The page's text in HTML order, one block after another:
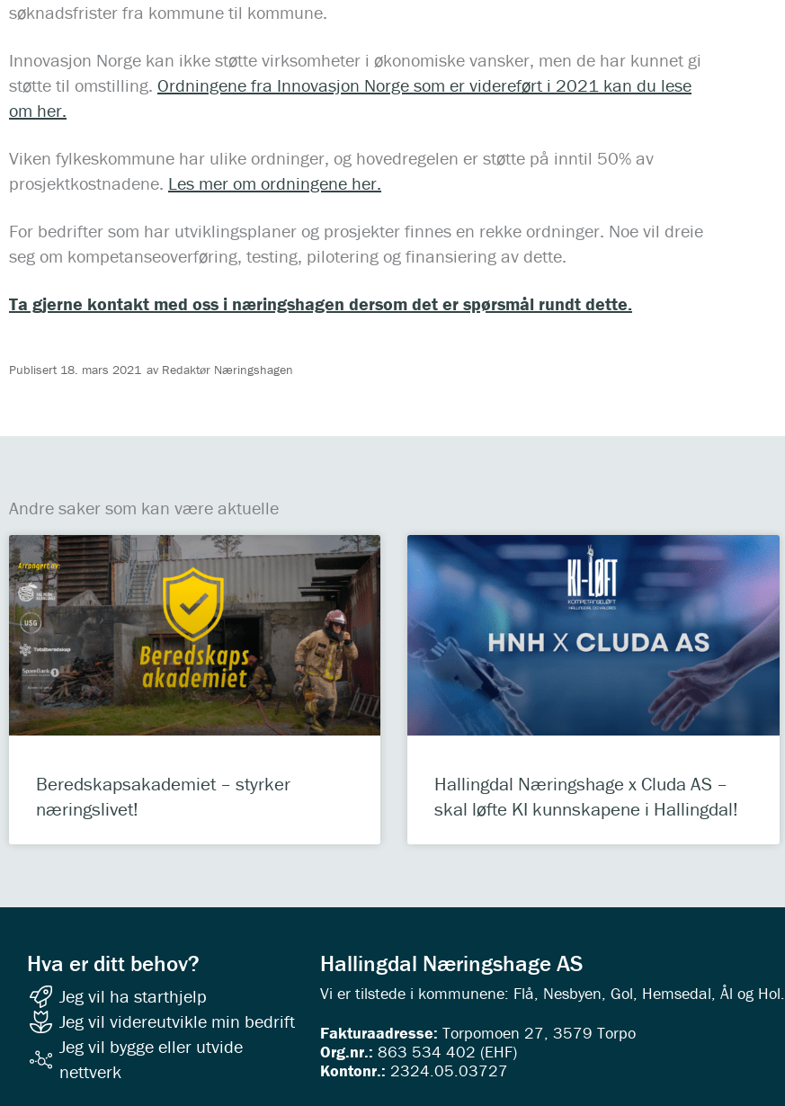
søknadsfrister fra kommune til kommune.
Innovasjon Norge kan ikke støtte virksomheter i økonomiske vansker, men de har kunnet gi
støtte til omstilling. Ordningene fra Innovasjon Norge som er videreført i 2021 kan du lese
om her.
Viken fylkeskommune har ulike ordninger, og hovedregelen er støtte på inntil 50% av
prosjektkostnadene. Les mer om ordningene her.
For bedrifter som har utviklingsplaner og prosjekter finnes en rekke ordninger. Noe vil dreie
seg om kompetanseoverføring, testing, pilotering og finansiering av dette.
Ta gjerne kontakt med oss i næringshagen dersom det er spørsmål rundt dette.
Publisert 18. mars 2021 av Redaktør Næringshagen
Andre saker som kan være aktuelle
Beredskapsakademiet – styrker
næringslivet!
Hallingdal Næringshage x Cluda AS –
skal løfte KI kunnskapene i Hallingdal!
Hva er ditt behov?
Jeg vil ha starthjelp
Jeg vil videreutvikle min bedrift
Jeg vil bygge eller utvide
nettverk
Hallingdal Næringshage AS
Vi er tilstede i kommunene: Flå, Nesbyen, Gol, Hemsedal, Ål og Hol.
Fakturaadresse: Torpomoen 27, 3579 Torpo
Org.nr.: 863 534 402 (EHF)
Kontonr.: 2324.05.03727